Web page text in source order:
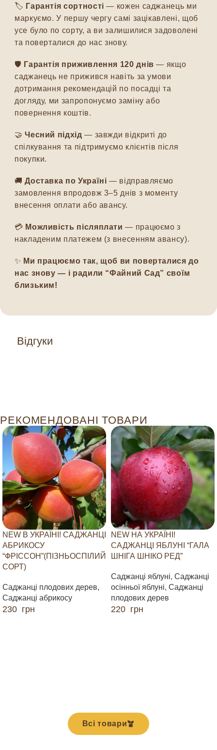
Відгуки
🏷️ Гарантія сортності — кожен саджанець ми
маркуємо. У першу чергу самі зацікавлені, щоб
усе було по сорту, а ви залишилися задоволені
та поверталися до нас знову.
🛡️ Гарантія приживлення 120 днів — якщо
саджанець не прижився навіть за умови
дотримання рекомендацій по посадці та
догляду, ми запропонуємо заміну або
повернення коштів.
🤝Чесний підхід — завжди відкриті до
спілкування та підтримуємо клієнтів після
покупки.
🚚Доставка по Україні — відправляємо
замовлення впродовж 3–5 днів з моменту
внесення оплати або авансу.
💳 Можливість післяплати — працюємо з
накладеним платежем (з внесенням авансу).
✨ Ми працюємо так, щоб ви поверталися до
нас знову — і радили “Файний Сад” своїм
близьким!
РЕКОМЕНДОВАНІ ТОВАРИ
NEW В УКРАЇНІ! САДЖАНЦІ
АБРИКОСУ
“ФРІССОН”(ПІЗНЬОСПІЛИЙ
СОРТ)
Саджанці плодових дерев,
Саджанці абрикосу
230 грн
NEW НА УКРАЇНІ!
САДЖАНЦІ ЯБЛУНІ “ГАЛА
ШНІГА ШНІКО РЕД”
Саджанці яблуні, Саджанці
осінньої яблуні, Саджанці
плодових дерев
220 грн
Всі товари